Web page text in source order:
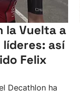
la Vuelta a
así
Felix
Decathlon ha